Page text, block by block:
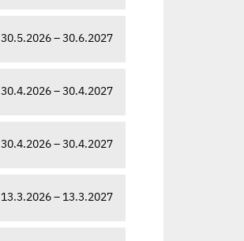
30.5.2026 – 30.6.2027
30.4.2026 – 30.4.2027
30.4.2026 – 30.4.2027
13.3.2026 – 13.3.2027